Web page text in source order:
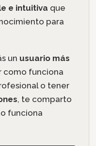
e intuitiva que
para
un usuario más
como funciona
o tener
, te comparto
funciona